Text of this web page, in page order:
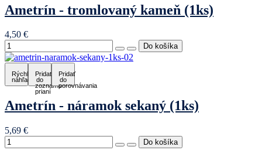
Ametrín - tromlovaný kameň (1ks)
4,50 €
Rýchly
náhľad
Pridať
do
zoznamu
prianí
Pridať
do
porovnávania
Ametrín - náramok sekaný (1ks)
5,69 €